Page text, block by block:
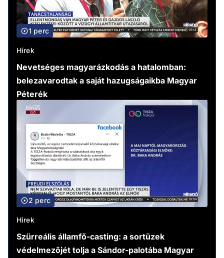
1 perc
Hírek
Nevetséges magyarázkodás a hatalomban:
belezavarodtak a saját hazugságaikba Magyar
Péterék
2 perc
Hírek
Szürreális államfő-casting: a sortüzek
védelmezőjét tolja a Sándor-palotába Magyar